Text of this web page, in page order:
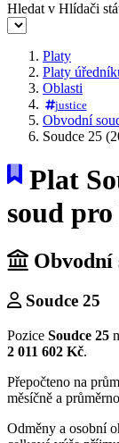
Hledat v Hlídači
Platy
Platy
Oblasti
justice
Obvodní
Soudce 25
Plat
soud
Obvodní
Soudce 25
Pozice Soudce 25
2 011 602 Kč.
Přepočteno na
měsíčně a
Odměny a osobní